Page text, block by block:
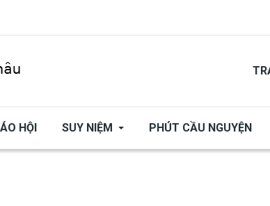
HỘI SUY NIỆM PHÚT CẦU NGUYỆN